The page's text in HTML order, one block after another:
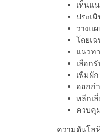
เห็นแ
ประเ
วางแ
โดยเ
แนวท
เลือก
เพิ่มผั
ออกก
หลีกเ
ควบคุ
ความดันโล